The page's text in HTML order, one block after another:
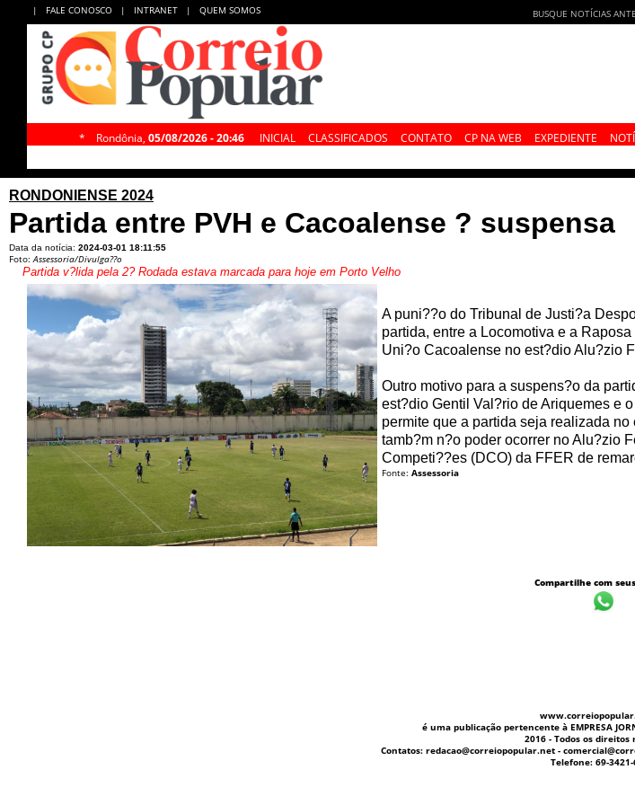
| FALE CONOSCO | INTRANET | QUEM SOMOS BUSQUE NOTÍCIAS
* Rondônia, 05/08/2026 - 20:46 INICIAL CLASSIFICADOS CONTATO CP NA WEB EXPEDIENTE
RONDONIENSE 2024
Partida entre PVH e Cacoalense ? suspensa
Data da notícia: 2024-03-01 18:11:55
Foto:Assessoria/Divulga??o
Partida v?lida pela 2? Rodada estava marcada para hoje em Porto Velho
A puni??o do Tribunal de Justi?a
partida, entre a Locomotiva e a
Uni?o Cacoalense no est?dio Alu?zio
Outro motivo para a suspens?o da
est?dio Gentil Val?rio de Ariquemes e
permite que a partida seja realizada
tamb?m n?o poder ocorrer no Alu?zio
Competi??es (DCO) da FFER de
Fonte: Assessoria
Compartilhe com
é uma publicação pertencente à EMPRESA
2016 - Todos os direitos
Contatos: redacao@correiopopular.net -
Telefone: 69-3421-